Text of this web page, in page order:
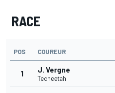
RACE
POS COUREUR
1 J. Vergne
Techeetah